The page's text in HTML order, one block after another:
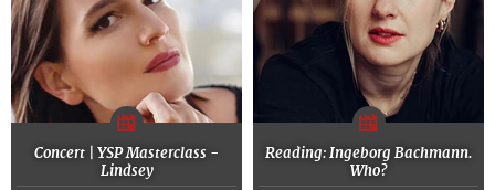
Concert | YSP Masterclass -
Lindsey
Reading: Ingeborg Bachmann.
Who?